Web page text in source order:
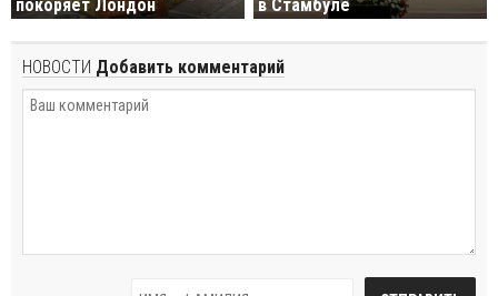
покоряет Лондон
в Стамбуле
НОВОСТИ Добавить комментарий